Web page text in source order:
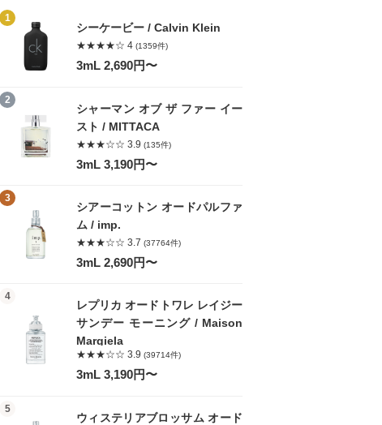
シーケービー / Calvin Klein
★★★★☆ 4 (1359件)
3mL 2,690円〜
1
シャーマン オブ ザ ファー イー
スト / MITTACA
★★★☆☆ 3.9 (135件)
3mL 3,190円〜
2
シアーコットン オードパルファ
ム / imp.
★★★☆☆ 3.7 (37764件)
3mL 2,690円〜
3
レプリカ オードトワレ レイジー
サンデー モーニング / Maison
Margiela
★★★☆☆ 3.9 (39714件)
3mL 3,190円〜
4
ウィステリアブロッサム オード
5